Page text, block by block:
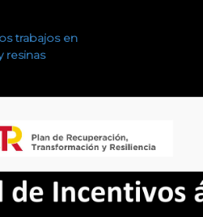
trabajos en
resinas